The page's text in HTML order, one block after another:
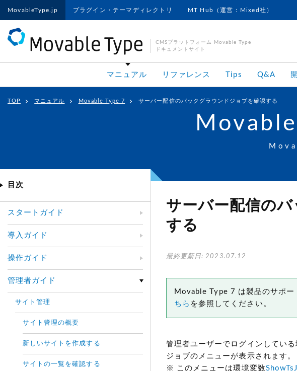
MovableType.jp プラグイン・テーマディレクトリ MT Hub（運営：Mixed社）
CMSプラットフォーム Movable Type
ドキュメントサイト
マニュアル リファレンス Tips Q&A
TOP マニュアル Movable Type 7 サーバー配信のバックグラウンドジョブを確認する
サーバー配信の
する
最終更新日: 2023.07.12
Movable Type 7 は製品のサポー
ちら を参照してください。
管理者ユーザーでログインしてい
ジョブのメニューが表示されます。
※ このメニューは環境変数
目次
スタートガイド
導入ガイド
操作ガイド
管理者ガイド
サイト管理
サイト管理の概要
新しいサイトを作成する
サイトの一覧を確認する